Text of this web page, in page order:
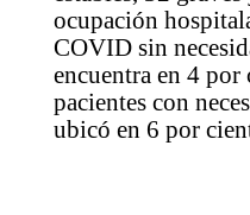
ocupación
COVID sin
encuentra en 4 por
pacientes con
ubicó en 6 por